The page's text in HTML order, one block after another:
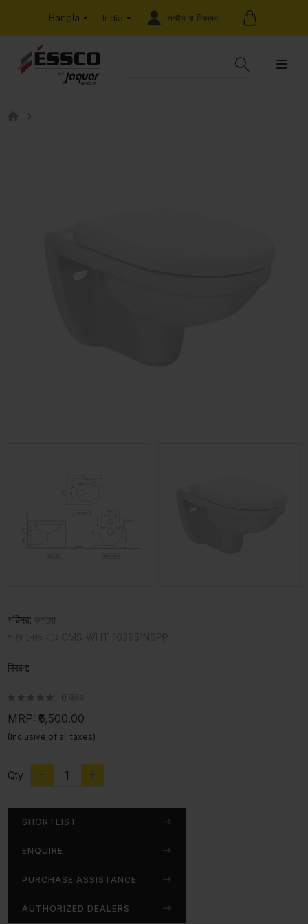
Bangla India লগইন বা নিবন্ধন
পরিসর: কসমো
বিবরণ:
0 রিভিউ
MRP: ₹6,500.00
(Inclusive of all taxes)
Qty
SHORTLIST
ENQUIRE
PURCHASE ASSISTANCE
AUTHORIZED DEALERS